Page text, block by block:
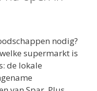
nodig?
supermarkt is
de lokale